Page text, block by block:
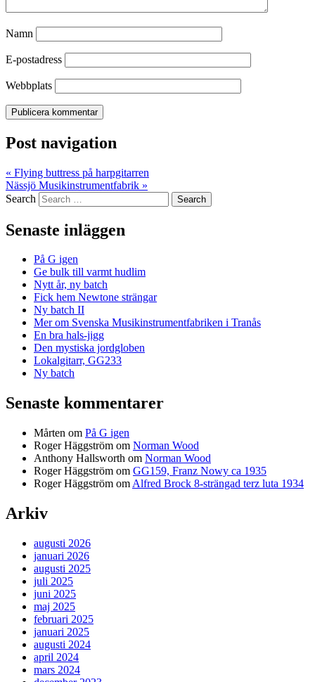
Namn
E-postadress
Webbplats
Post navigation
« Flying buttress på harpgitarren
Nässjö Musikinstrumentfabrik »
Search
Senaste inläggen
På G igen
Ge bulk till varmt hudlim
Nytt år, ny batch
Fick hem Newtone strängar
Ny batch II
Mer om Svenska Musikinstrumentfabriken i Tranås
En bra hals-jigg
Den mystiska jordgloben
Lokalgitarr, GG233
Ny batch
Senaste kommentarer
Mårten om På G igen
Roger Häggström om Norman Wood
Anthony Hallsworth om Norman Wood
Roger Häggström om GG159, Franz Nowy ca 1935
Roger Häggström om Alfred Brock 8-strängad terz luta 1934
Arkiv
augusti 2026
januari 2026
augusti 2025
juli 2025
juni 2025
maj 2025
februari 2025
januari 2025
augusti 2024
april 2024
mars 2024